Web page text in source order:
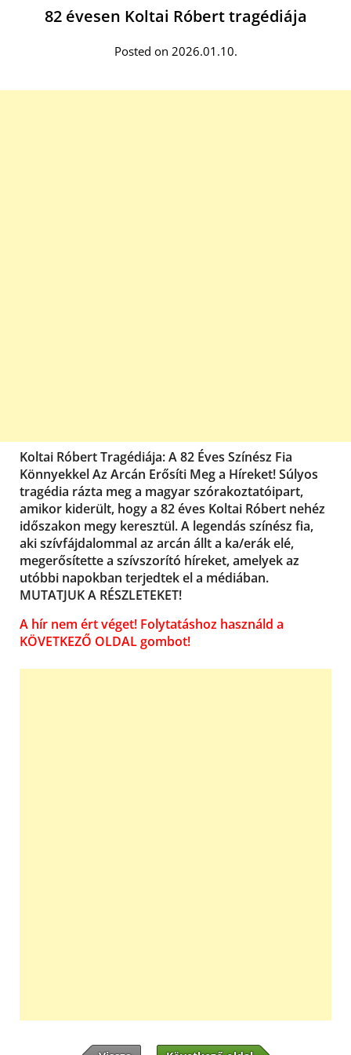
82 évesen Koltai Róbert tragédiája
Posted on 2026.01.10.
Koltai Róbert Tragédiája: A 82 Éves Színész Fia
Könnyekkel Az Arcán Erősíti Meg a Híreket! Súlyos
tragédia rázta meg a magyar szórakoztatóipart,
amikor kiderült, hogy a 82 éves Koltai Róbert nehéz
időszakon megy keresztül. A legendás színész fia,
aki szívfájdalommal az arcán állt a ka/erák elé,
megerősítette a szívszorító híreket, amelyek az
utóbbi napokban terjedtek el a médiában.
MUTATJUK A RÉSZLETEKET!
A hír nem ért véget! Folytatáshoz használd a
KÖVETKEZŐ OLDAL gombot!